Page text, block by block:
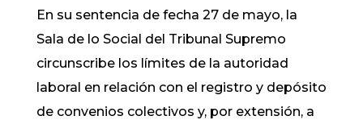
En su sentencia de fecha 27 de mayo, la
Sala de lo Social del Tribunal Supremo
circunscribe los límites de la autoridad
laboral en relación con el registro y depósito
de convenios colectivos y, por extensión, a